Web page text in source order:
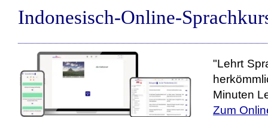
Indonesisch-Online-
"Lehrt
Minuten
Zum